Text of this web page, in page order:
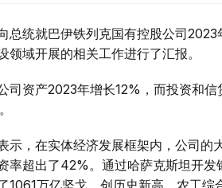
总统就巴伊铁列克国有控股公司
领域开展的相关工作进行了汇报。
司资产2023年增长12%，而投资和
示，在实体经济发展框架内，公司的
率超出了42%。通过哈萨克斯坦开